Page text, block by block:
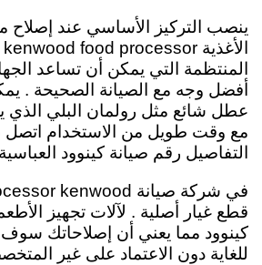
ينصب التركيز الأساسي عند إصلاح
المنتظمة التي يمكن أن تساعد
أفضل وجه مع الصيانة الصحيحة .
عطل شائع مثل رولمان البلي
مع وقت طويل من الاستخدام اتصل
التفاصيل رقم صيانة كينوود العباسية 01018013911 .
قطع غيار أصلية . لآلات تجهيز
كينوود مما يعني أن إصلاحاتك
للغاية دون الاعتماد على غير